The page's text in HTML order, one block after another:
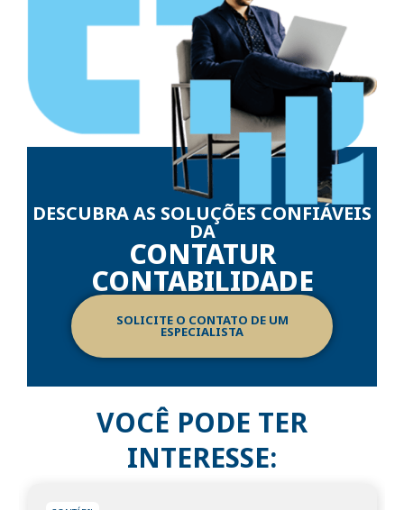
DESCUBRA AS SOLUÇÕES CONFIÁVEIS
DA
CONTATUR
CONTABILIDADE
SOLICITE O CONTATO DE UM
ESPECIALISTA
VOCÊ PODE TER
INTERESSE: